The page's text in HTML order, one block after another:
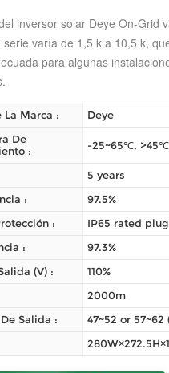
inversor solar Deye On-Grid
serie varía de 1,5 k a 10,5 k,
para algunas
La Marca :
Deye
De
:
-25~65℃,
5 years
:
97.5%
:
IP65 rated plug
:
97.3%
(V) :
110%
2000m
Salida :
47~52 or